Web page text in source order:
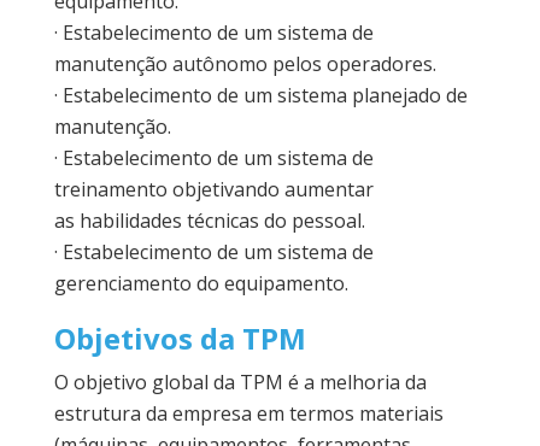
· Estabelecimento de um sistema de
manutenção autônomo pelos operadores.
· Estabelecimento de um sistema planejado de
manutenção.
· Estabelecimento de um sistema de
treinamento objetivando aumentar
as habilidades técnicas do pessoal.
· Estabelecimento de um sistema de
gerenciamento do equipamento.
Objetivos da TPM
O objetivo global da TPM é a melhoria da
estrutura da empresa em termos materiais